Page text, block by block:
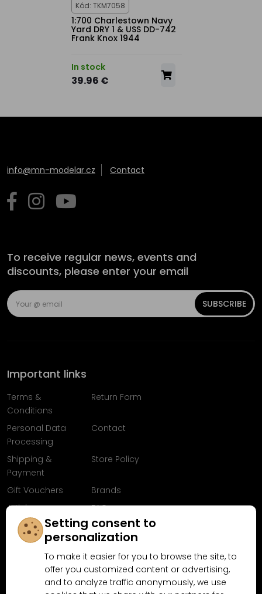
Kód: TKM7058
1:700 Charlestown Navy
Yard DRY 1 & USS DD-742
Frank Knox 1944
In stock
39.96 €
info@mn-modelar.cz Contact
To receive regular news, events and
discounts, please enter your email
SUBSCRIBE
Important links
Terms &
Conditions
Return Form
Personal Data
Processing
Contact
Shipping &
Payment
Store Policy
Gift Vouchers
Brands
Articles
FAQ
Follow us on
Facebook
Setting consent to
personalization
To make it easier for you to browse the site, to
offer you customized content or advertising,
and to analyze traffic anonymously, we use